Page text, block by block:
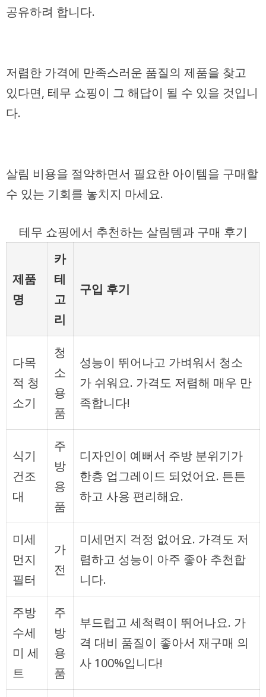
공유하려 합니다.
저렴한 가격에 만족스러운 품질의 제품을 찾고
있다면, 테무 쇼핑이 그 해답이 될 수 있을 것입니
다.
살림 비용을 절약하면서 필요한 아이템을 구매할
수 있는 기회를 놓치지 마세요.
테무 쇼핑에서 추천하는 살림템과 구매 후기
제품
명
카
테
고
리
구입 후기
다목
적 청
소기
청
소
용
품
성능이 뛰어나고 가벼워서 청소
가 쉬워요. 가격도 저렴해 매우 만
족합니다!
식기
건조
대
주
방
용
품
디자인이 예뻐서 주방 분위기가
한층 업그레이드 되었어요. 튼튼
하고 사용 편리해요.
미세
먼지
필터
가
전
미세먼지 걱정 없어요. 가격도 저
렴하고 성능이 아주 좋아 추천합
니다.
주방
수세
미 세
트
주
방
용
품
부드럽고 세척력이 뛰어나요. 가
격 대비 품질이 좋아서 재구매 의
사 100%입니다!